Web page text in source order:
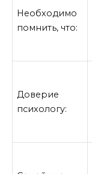
Необходимо
помнить, что:
Доверие
психологу: